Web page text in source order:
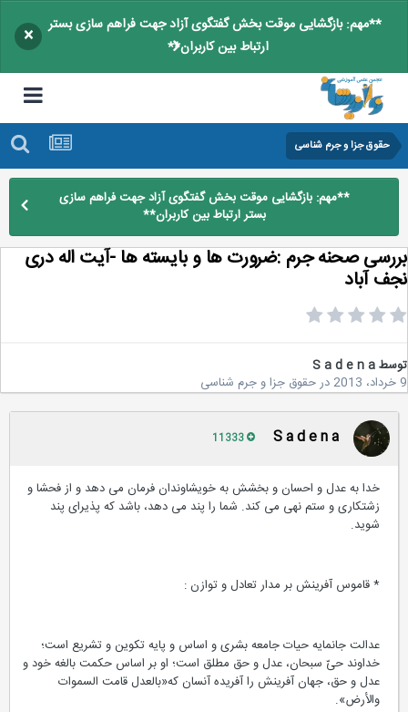
**مهم: بازگشایی موقت بخش گفتگوی آزاد جهت فراهم سازی بستر
ارتباط بین کاربران**
×
حقوق جزا و جرم شناسی
**مهم: بازگشایی موقت بخش گفتگوی آزاد جهت فراهم سازی
بستر ارتباط بین کاربران**
صحنه جرم :ضرورت ها و بایسته ها -آیت اله دری
آباد
S a d e n a
درحقوق جزا و جرم شناسی
S a d e n a
خدا به عدل و احسان و بخشش به خویشاوندان فرمان می دهد و از فحشا و
زشتکاری و ستم نهی می کند. شما را پند می دهد، باشد که پذیرای پند
شوید.
* قاموس آفرینش بر مدار تعادل و توازن :
عدالت جانمایه حیات جامعه بشری و اساس و پایه تکوین و تشریع است؛
خداوند حیّ سبحان، عدل و حق مطلق است؛ او بر اساس حکمت بالغه خود و
عدل و حق، جهان آفرینش را آفریده آنسان که«بالعدل قامت السموات
والأرض».